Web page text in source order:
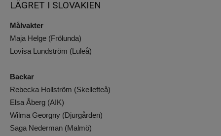
LÄGRET I SLOVAKIEN
Målvakter
Maja Helge (Frölunda)
Lovisa Lundström (Luleå)
Backar
Rebecka Hollström (Skellefteå)
Elsa Åberg (AIK)
Wilma Georgny (Djurgården)
Saga Nederman (Malmö)